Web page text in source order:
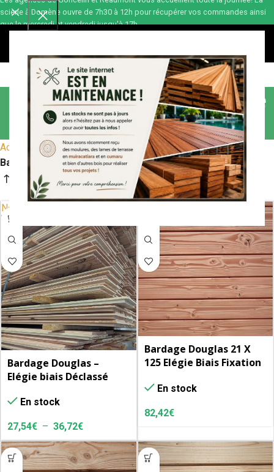
Bardage douglas élégie
biais
Accueil Bardage extérieur Bardage Douglas
Bardage douglas élégie biais
Nouveau
Bardage Douglas –
Elégie biais Déclassé
En stock
27,54€ – 36,72€
Bardage Douglas 21 X
125 Elégie Biais Fixation
En stock
82,42€
scierie à Domène ouvre de 7h30 à 12h pour récupérer vos commandes ainsi
que le mercredi et vendredi jusqu'à 17h.